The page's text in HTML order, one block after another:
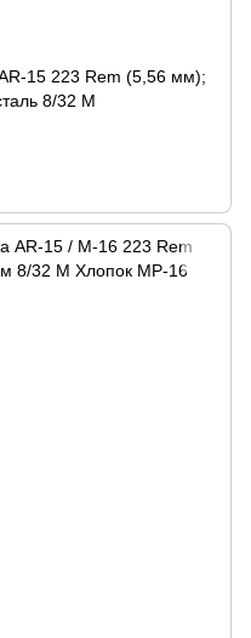
15 223 Rem (5,56 мм);
8/32 M